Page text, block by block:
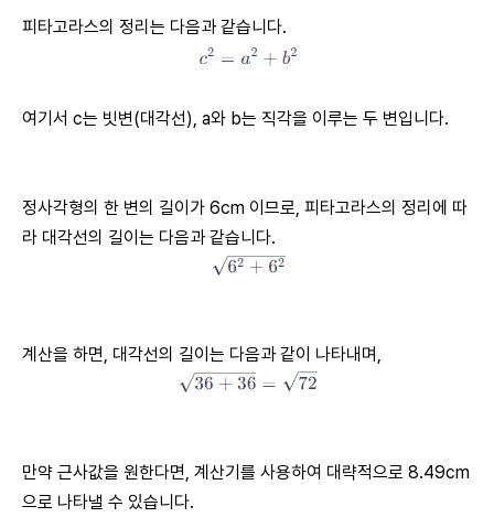
피타고라스의 정리는 다음과 같습니다.
여기서 c는 빗변(대각선), a와 b는 직각을 이루는 두 변입니다.
정사각형의 한 변의 길이가 6cm 이므로, 피타고라스의 정리에 따
라 대각선의 길이는 다음과 같습니다.
계산을 하면, 대각선의 길이는 다음과 같이 나타내며,
만약 근사값을 원한다면, 계산기를 사용하여 대략적으로 8.49cm
으로 나타낼 수 있습니다.